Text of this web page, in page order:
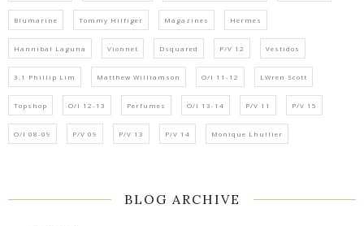
Blumarine Tommy Hilfiger Magazines Hermes
Hannibal Laguna Vionnet Dsquared P/V 12 Vestidos
3.1 Phillip Lim Matthew Williamson O/I 11-12 LWren Scott
Topshop O/I 12-13 Perfumes O/I 13-14 P/V 11 P/V 15
O/I 08-09 P/V 09 P/V 13 P/V 14 Monique Lhullier
BLOG ARCHIVE